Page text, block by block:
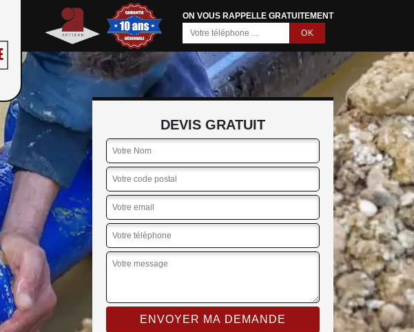
ON VOUS RAPPELLE GRATUITEMENT
DEVIS GRATUIT